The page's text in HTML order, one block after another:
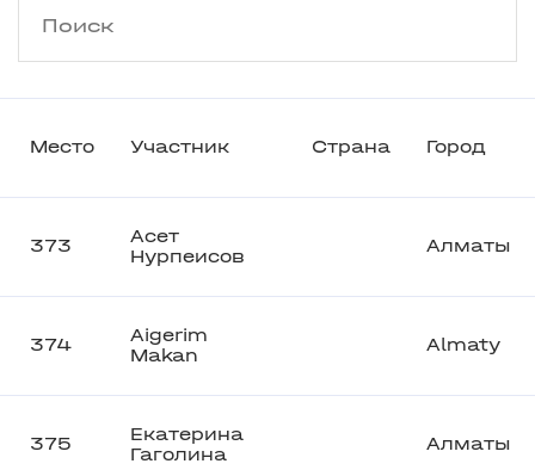
Место Участник Страна Город
373
Асет
Нурпеисов
Алматы
374
Aigerim
Makan
Almaty
375
Екатерина
Гаголина
Алматы